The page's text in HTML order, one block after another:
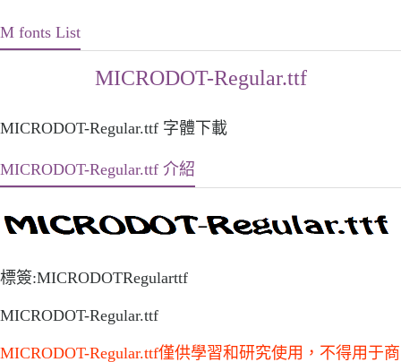
M fonts List
MICRODOT-Regular.ttf
MICRODOT-Regular.ttf 字體下載
MICRODOT-Regular.ttf 介紹
標簽:MICRODOTRegularttf
MICRODOT-Regular.ttf
MICRODOT-Regular.ttf僅供學習和研究使用，不得用于商